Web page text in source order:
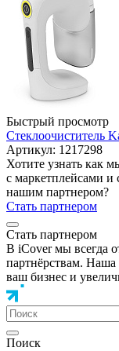
Быстрый просмотр
Стеклоочиститель
Артикул: 1217298
Хотите узнать как
с маркетплейсами и
нашим партнером?
Стать партнером
Стать партнером
В iCover мы всегда
партнёрствам. Наша
ваш бизнес и
Поиск